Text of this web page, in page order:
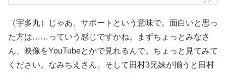
（宇多丸）じゃあ、サポートという意味で。面白いと思っ
た方は……っていう感じですかね。まずちょっとみなさ
ん、映像をYouTubeとかで見れるんで。ちょっと見てみて
ください。なみちえさん。そして田村3兄妹が揃うと田村